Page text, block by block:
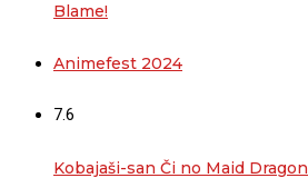
Blame!
Animefest 2024
7.6
Kobajaši-san Či no Maid Dragon